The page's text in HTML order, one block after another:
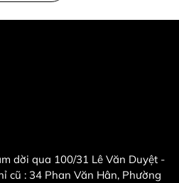
dời qua 100/31 Lê Văn Duyệt -
cũ : 34 Phan Văn Hân, Phường